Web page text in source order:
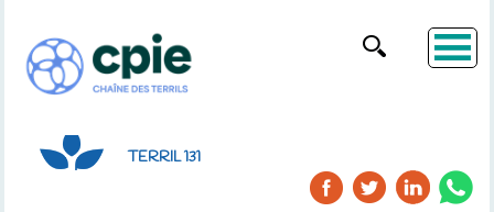
TERRIL 131